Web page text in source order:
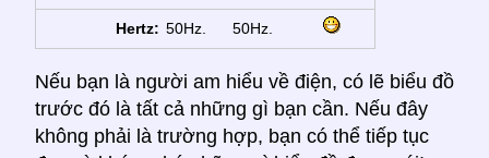
Hertz: 50Hz. 50Hz.
Nếu bạn là người am hiểu về điện, có lẽ biểu đồ
trước đó là tất cả những gì bạn cần. Nếu đây
không phải là trường hợp, bạn có thể tiếp tục